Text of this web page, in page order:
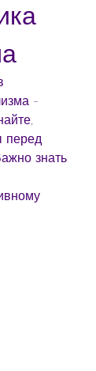
-
перед
знать